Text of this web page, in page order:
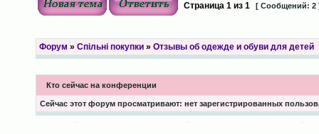
Страница 1из 1 [ Сообщений: 2
Форум » Спільні покупки» Отзывы об одежде и обуви для детей
Кто сейчас на конференции
Сейчас этот форум просматривают: нет зарегистрированных